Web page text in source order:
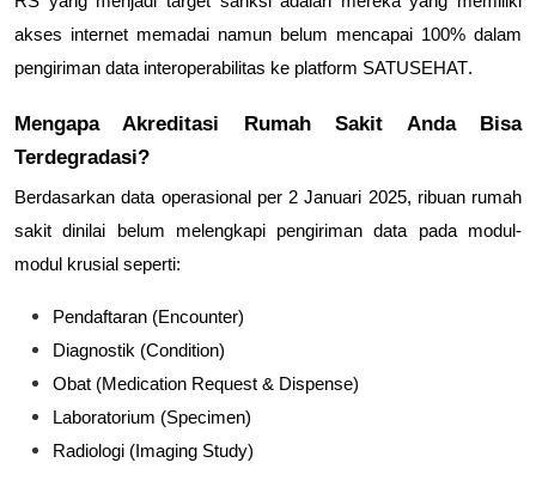
akses internet memadai namun belum mencapai 100% dalam
pengiriman data interoperabilitas ke platform SATUSEHAT.
Mengapa Akreditasi Rumah Sakit Anda Bisa
Terdegradasi?
Berdasarkan data operasional per 2 Januari 2025, ribuan rumah
sakit dinilai belum melengkapi pengiriman data pada modul-
modul krusial seperti:
Pendaftaran (Encounter)
Diagnostik (Condition)
Obat (Medication Request & Dispense)
Laboratorium (Specimen)
Radiologi (Imaging Study)